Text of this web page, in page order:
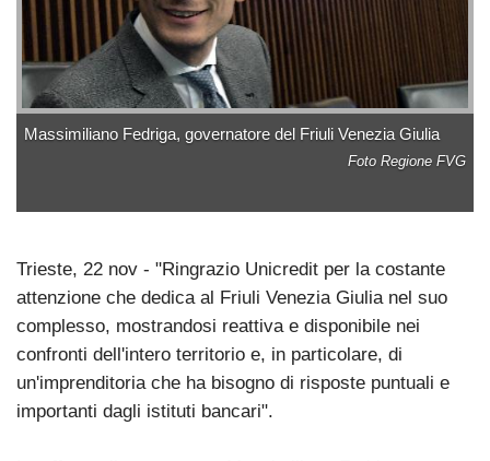
Massimiliano Fedriga, governatore del Friuli Venezia Giulia
Foto Regione FVG
Trieste, 22 nov - "Ringrazio Unicredit per la costante
attenzione che dedica al Friuli Venezia Giulia nel suo
complesso, mostrandosi reattiva e disponibile nei
confronti dell'intero territorio e, in particolare, di
un'imprenditoria che ha bisogno di risposte puntuali e
importanti dagli istituti bancari".